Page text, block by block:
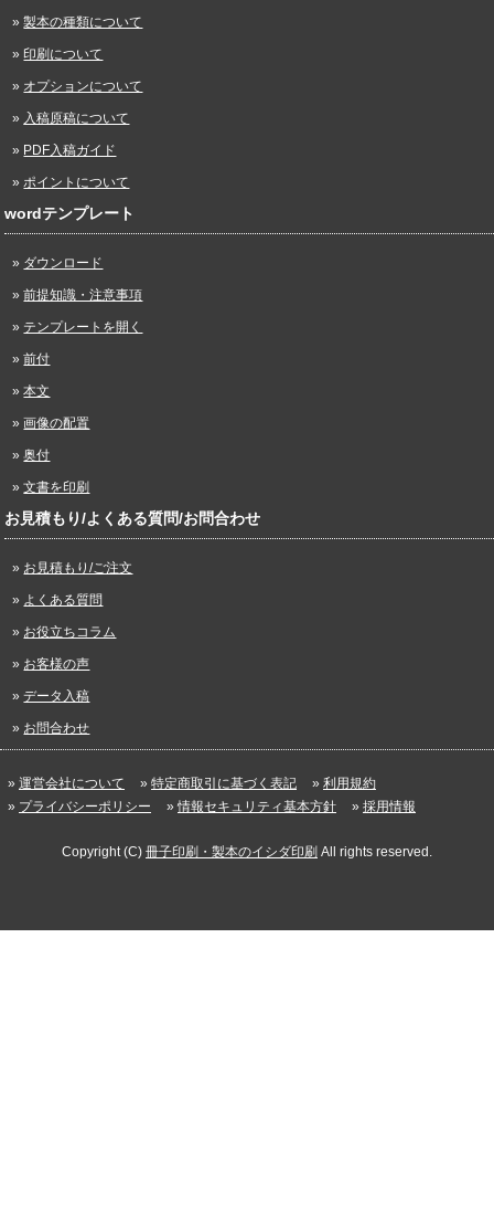
製本の種類について
印刷について
オプションについて
入稿原稿について
PDF入稿ガイド
ポイントについて
wordテンプレート
ダウンロード
前提知識・注意事項
テンプレートを開く
前付
本文
画像の配置
奥付
文書を印刷
お見積もり/よくある質問/お問合わせ
お見積もり/ご注文
よくある質問
お役立ちコラム
お客様の声
データ入稿
お問合わせ
運営会社について 特定商取引に基づく表記
利用規約
プライバシーポリシー
情報セキュリティ基本方針 採用情報
Copyright (C) 冊子印刷・製本のイシダ印刷 All rights reserved.